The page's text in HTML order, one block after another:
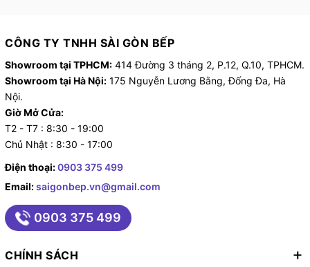
CÔNG TY TNHH SÀI GÒN BẾP
Showroom tại TPHCM: 414 Đường 3 tháng 2, P.12, Q.10, TPHCM.
Showroom tại Hà Nội: 175 Nguyễn Lương Bằng, Đống Đa, Hà
Nội.
Giờ Mở Cửa:
T2 - T7 : 8:30 - 19:00
Chủ Nhật : 8:30 - 17:00
Điện thoại:0903 375 499
Email:saigonbep.vn@gmail.com
0903 375 499
CHÍNH SÁCH